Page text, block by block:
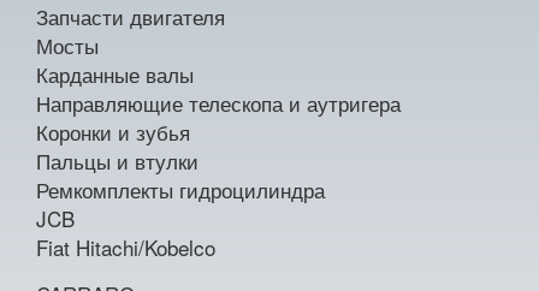
Запчасти двигателя
Мосты
Карданные валы
Направляющие телескопа и аутригера
Коронки и зубья
Пальцы и втулки
Ремкомплекты гидроцилиндра
JCB
Fiat Hitachi/Kobelco